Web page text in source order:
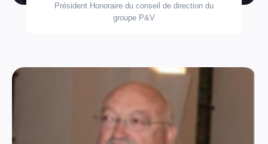
Président Honoraire du conseil de direction du
groupe P&V